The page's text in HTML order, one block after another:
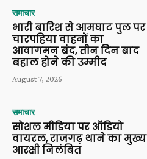
समाचार
भारी बारिश से आमघाट पुल पर
चारपहिया वाहनों का
आवागमन बंद, तीन दिन बाद
बहाल होने की उम्मीद
August 7, 2026
समाचार
सोशल मीडिया पर ऑडियो
वायरल, राजगढ़ थाने का मुख्य
आरक्षी निलंबित